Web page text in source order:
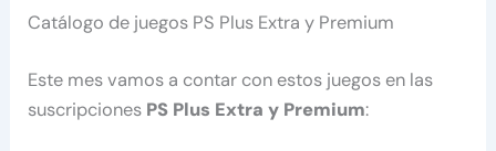
Catálogo de juegos PS Plus Extra y Premium
Este mes vamos a contar con estos juegos en las
suscripciones PS Plus Extra y Premium: